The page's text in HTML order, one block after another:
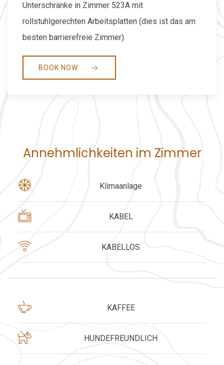
Unterschränke in Zimmer 523A mit
rollstuhlgerechten Arbeitsplatten (dies ist das am
besten barrierefreie Zimmer).
BOOK NOW
Annehmlichkeiten im Zimmer
Klimaanlage
KABEL
KABELLOS
KAFFEE
HUNDEFREUNDLICH